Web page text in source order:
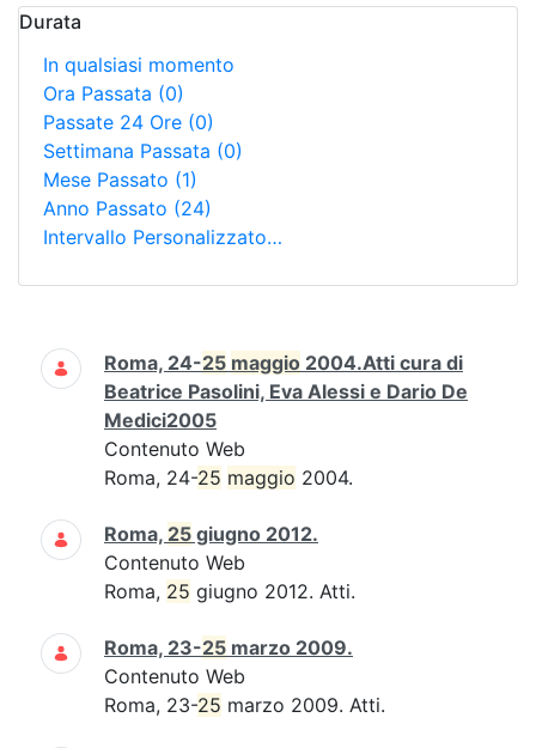
Durata
In qualsiasi momento
Ora Passata (0)
Passate 24 Ore (0)
Settimana Passata (0)
Mese Passato (1)
Anno Passato (24)
Intervallo Personalizzato…
Ricerca
Roma, 24-25 maggio 2004.Atti cura di
Beatrice Pasolini, Eva Alessi e Dario De
Medici2005
Contenuto Web
Roma, 24-25 maggio 2004.
Roma, 25 giugno 2012.
Contenuto Web
Roma, 25 giugno 2012. Atti.
Roma, 23-25 marzo 2009.
Contenuto Web
Roma, 23-25 marzo 2009. Atti.